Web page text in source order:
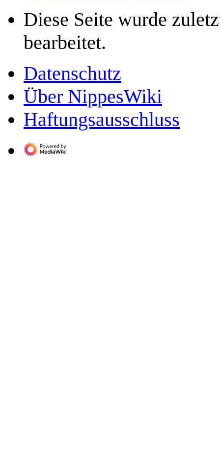
Diese Seite wurde
bearbeitet.
Datenschutz
Über NippesWiki
Haftungsausschluss